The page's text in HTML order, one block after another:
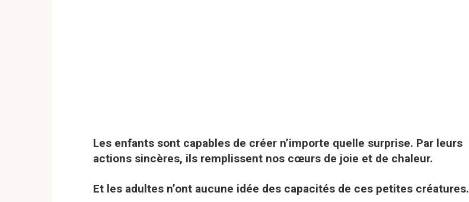
Les enfants sont capables de créer n’importe quelle surprise. Par leurs
actions sincères, ils remplissent nos cœurs de joie et de chaleur.
Et les adultes n’ont aucune idée des capacités de ces petites créatures.